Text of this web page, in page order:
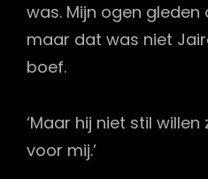
was. Mijn ogen gleden
maar dat was niet
boef.
‘Maar hij niet stil
voor mij.’